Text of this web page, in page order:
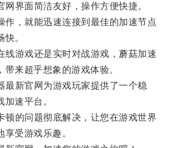
界面简洁友好，操作方便快捷。
，就能迅速连接到最佳的加速节点
。
游戏还是实时对战游戏，蘑菇加速
来超乎想象的游戏体验。
新官网为游戏玩家提供了一个稳
速平台。
的问题彻底解决，让您在游戏世界
受游戏乐趣。